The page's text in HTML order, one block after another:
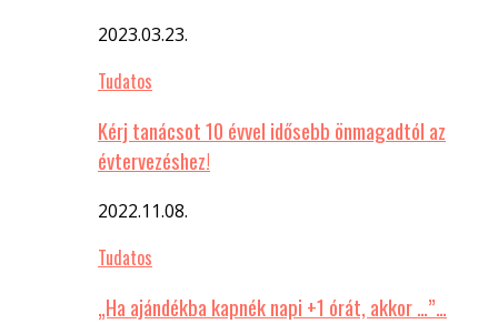
2023.03.23.
Tudatos
Kérj tanácsot 10 évvel idősebb önmagadtól az
évtervezéshez!
2022.11.08.
Tudatos
„Ha ajándékba kapnék napi +1 órát, akkor …”…